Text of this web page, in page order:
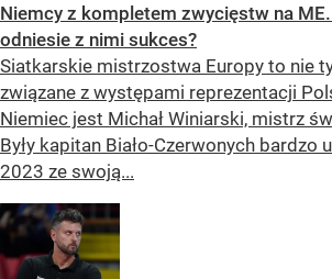
Niemcy z kompletem zwycięstw na
odniesie z nimi sukces?
Siatkarskie mistrzostwa Europy to nie
związane z występami reprezentacji
Niemiec jest Michał Winiarski, mistrz
Były kapitan Biało-Czerwonych bardzo
2023 ze swoją...